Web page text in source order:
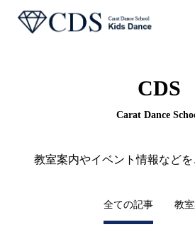
スクールについて
よくあるご質問
CDS
Carat Dance
教室案内やイベント情報など
全ての記事 教